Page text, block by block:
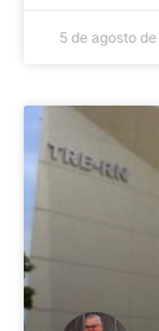
5 de agosto